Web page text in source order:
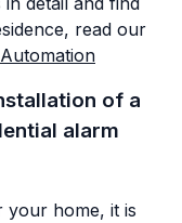
read our
of a
alarm
your home, it is